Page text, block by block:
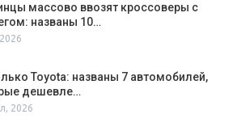
массово ввозят кроссоверы с
названы 10…
Toyota: названы 7 автомобилей,
дешевле…
2026